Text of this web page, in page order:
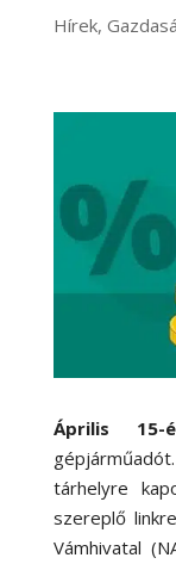
Hírek,
Április 15-
tárhelyre
szereplő
Vámhivatal